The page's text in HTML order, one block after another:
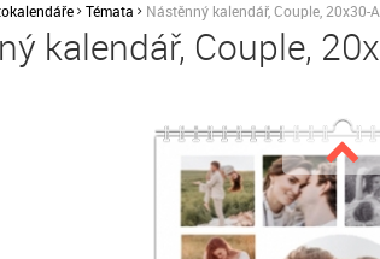
Témata Nástěnný kalendář, Couple, 20x30-
kalendář, Couple,